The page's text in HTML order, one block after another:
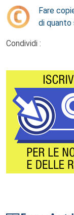
Fare
di quanto
Condividi :